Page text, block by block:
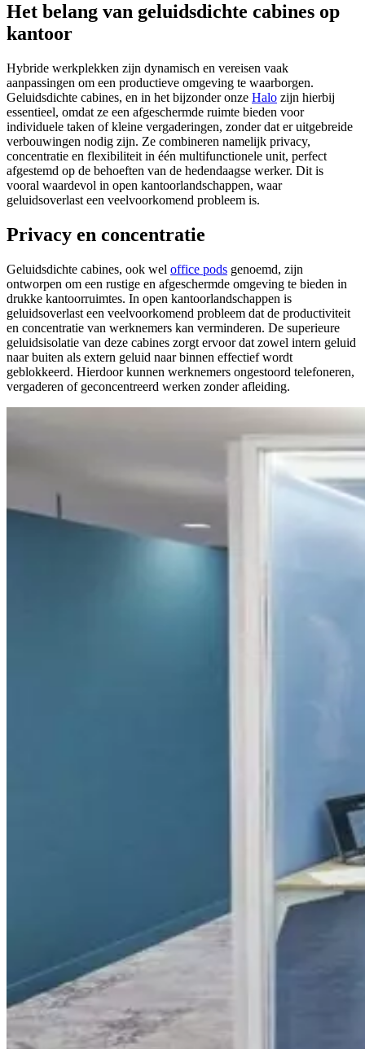
Het belang van geluidsdichte cabines op
kantoor
Hybride werkplekken zijn dynamisch en vereisen vaak
aanpassingen om een productieve omgeving te waarborgen.
Geluidsdichte cabines, en in het bijzonder onze Halo zijn hierbij
essentieel, omdat ze een afgeschermde ruimte bieden voor
individuele taken of kleine vergaderingen, zonder dat er uitgebreide
verbouwingen nodig zijn. Ze combineren namelijk privacy,
concentratie en flexibiliteit in één multifunctionele unit, perfect
afgestemd op de behoeften van de hedendaagse werker. Dit is
vooral waardevol in open kantoorlandschappen, waar
geluidsoverlast een veelvoorkomend probleem is.
Privacy en concentratie
Geluidsdichte cabines, ook wel office pods genoemd, zijn
ontworpen om een rustige en afgeschermde omgeving te bieden in
drukke kantoorruimtes. In open kantoorlandschappen is
geluidsoverlast een veelvoorkomend probleem dat de productiviteit
en concentratie van werknemers kan verminderen. De superieure
geluidsisolatie van deze cabines zorgt ervoor dat zowel intern geluid
naar buiten als extern geluid naar binnen effectief wordt
geblokkeerd. Hierdoor kunnen werknemers ongestoord telefoneren,
vergaderen of geconcentreerd werken zonder afleiding.